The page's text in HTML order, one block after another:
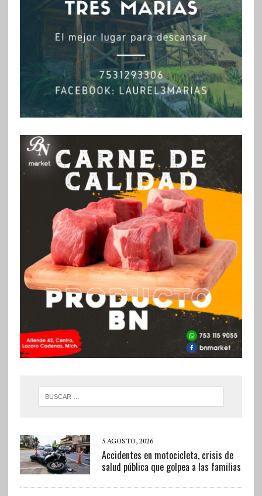
5 AGOSTO, 2026
Accidentes en motocicleta, crisis de
salud pública que golpea a las familias